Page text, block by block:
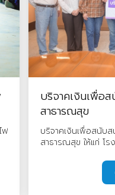
ฟ
บริจาคเงินเพื่อ
สาธารณสุข
บริจาคเงินเพื่อสนับ
สาธารณสุข ให้แก่ โ